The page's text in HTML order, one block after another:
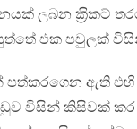
ලබන ක‍්‍රිකට්
එක පවුලක්
ඇති එහි
විසින් කිසිවක් කර